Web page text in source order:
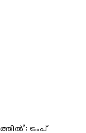
ട്രംപ്